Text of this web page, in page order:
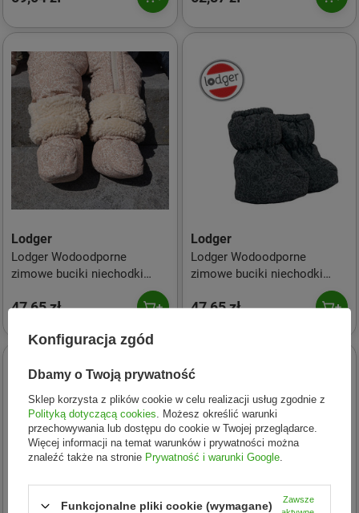
Lodger
Lodger Wodoodporne
zimowe buciki niechodki
jasnobeżowe Taslon Birch
47,65 zł
Lodger
Lodger Wodoodporne
zimowe buciki niechodki
47,65 zł
Konfiguracja zgód
Dbamy o Twoją prywatność
Sklep korzysta z plików cookie w celu realizacji usług zgodnie z
Polityką dotyczącą cookies . Możesz określić warunki
przechowywania lub dostępu do cookie w Twojej przeglądarce.
Więcej informacji na temat warunków i prywatności można
znaleźć także na stronie Prywatność i warunki Google
Funkcjonalne pliki cookie (wymagane)
Zawsze